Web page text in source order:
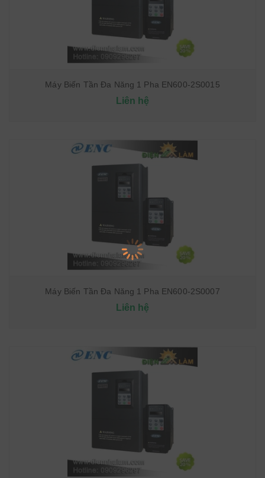
Máy Biến Tần Đa Năng 1 Pha EN600-2S0015
Liên hệ
Máy Biến Tần Đa Năng 1 Pha EN600-2S0007
Liên hệ